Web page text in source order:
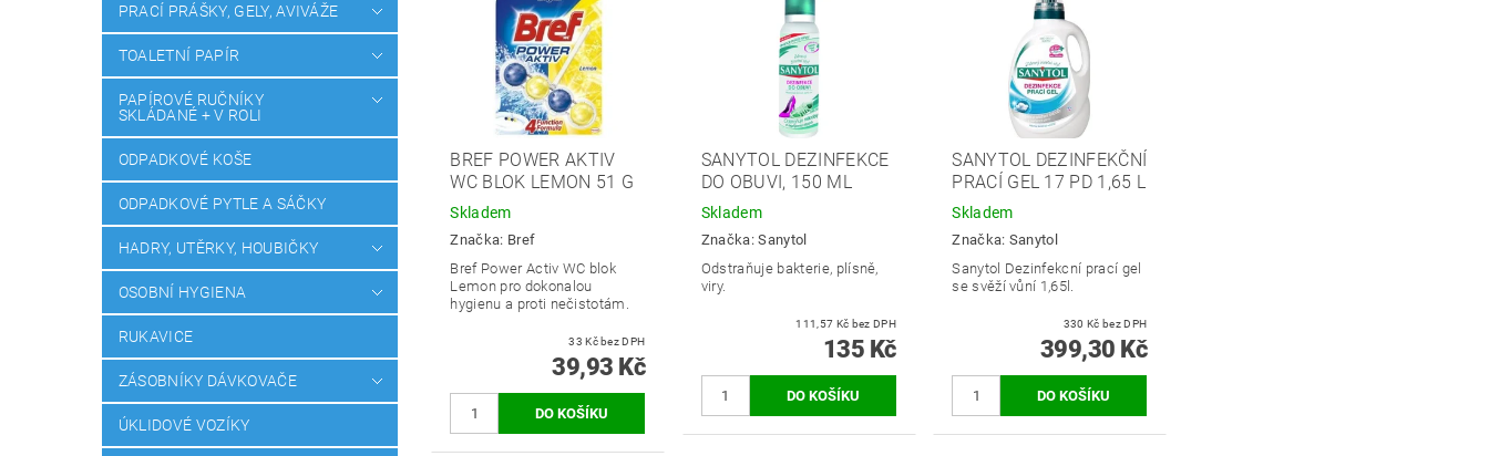
PRACÍ PRÁŠKY, GELY, AVIVÁŽE
TOALETNÍ PAPÍR
PAPÍROVÉ RUČNÍKY
SKLÁDANÉ + V ROLI
ODPADKOVÉ KOŠE
ODPADKOVÉ PYTLE A SÁČKY
HADRY, UTĚRKY, HOUBIČKY
OSOBNÍ HYGIENA
RUKAVICE
ZÁSOBNÍKY DÁVKOVAČE
ÚKLIDOVÉ VOZÍKY
BREF POWER AKTIV
WC BLOK LEMON 51 G
Skladem
Značka: Bref
Bref Power Activ WC blok
Lemon pro dokonalou
hygienu a proti nečistotám.
33 Kč bez DPH
39,93 Kč
SANYTOL DEZINFEKCE
DO OBUVI, 150 ML
Skladem
Značka:Sanytol
Odstraňuje bakterie, plísně,
viry.
111,57 Kč bez DPH
135 Kč
SANYTOL DEZINFEKČNÍ
PRACÍ GEL 17 PD 1,65 L
Skladem
Značka: Sanytol
Sanytol Dezinfekcní prací gel
se svěží vůní 1,65l.
330 Kč bez DPH
399,30 Kč